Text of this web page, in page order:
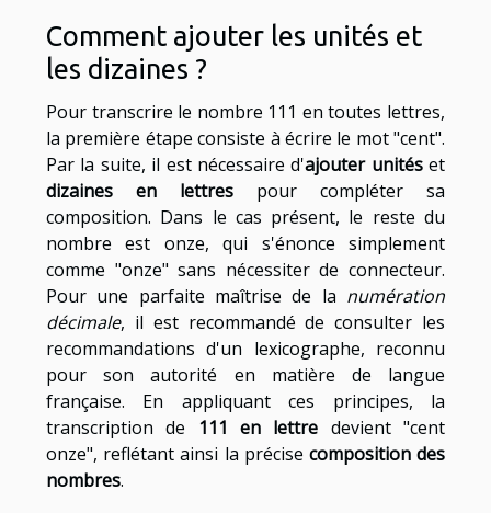
Comment ajouter les unités et
les dizaines ?
Pour transcrire le nombre 111 en toutes lettres,
la première étape consiste à écrire le mot "cent".
Par la suite, il est nécessaire d'ajouter unitéset
dizaines en lettres pour compléter sa
composition. Dans le cas présent, le reste du
nombre est onze, qui s'énonce simplement
comme "onze" sans nécessiter de connecteur.
Pour une parfaite maîtrise de la numération
décimale, il est recommandé de consulter les
recommandations d'un lexicographe, reconnu
pour son autorité en matière de langue
française. En appliquant ces principes, la
transcription de 111 en lettre devient "cent
onze", reflétant ainsi la précise composition des
nombres.